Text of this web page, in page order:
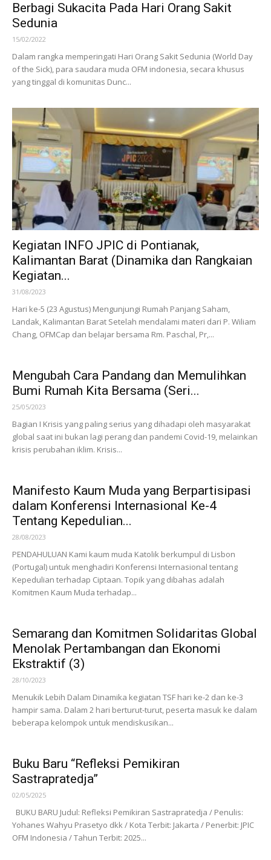
Berbagi Sukacita Pada Hari Orang Sakit
Sedunia
15/02/2022
Dalam rangka memperingati Hari Orang Sakit Sedunia (World Day
of the Sick), para saudara muda OFM indonesia, secara khusus
yang tinggal di komunitas Dunc...
Kegiatan INFO JPIC di Pontianak,
Kalimantan Barat (Dinamika dan Rangkaian
Kegiatan...
31/08/2023
Hari ke-5 (23 Agustus) Mengunjungi Rumah Panjang Saham,
Landak, Kalimantan Barat Setelah mendalami materi dari P. Wiliam
Chang, OFMCap dan belajar bersama Rm. Paschal, Pr,...
Mengubah Cara Pandang dan Memulihkan
Bumi Rumah Kita Bersama (Seri...
25/05/2023
Bagian I Krisis yang paling serius yang dihadapi oleh masyarakat
global saat ini bukan lagi perang dan pandemi Covid-19, melainkan
krisis perubahan iklim. Krisis...
Manifesto Kaum Muda yang Berpartisipasi
dalam Konferensi Internasional Ke-4
Tentang Kepedulian...
28/08/2023
PENDAHULUAN Kami kaum muda Katolik berkumpul di Lisbon
(Portugal) untuk menghadiri Konferensi Internasional tentang
Kepedulian terhadap Ciptaan. Topik yang dibahas adalah
Komitmen Kaum Muda terhadap...
Semarang dan Komitmen Solidaritas Global
Menolak Pertambangan dan Ekonomi
Ekstraktif (3)
28/10/2023
Menukik Lebih Dalam Dinamika kegiatan TSF hari ke-2 dan ke-3
hampir sama. Dalam 2 hari berturut-turut, peserta masuk ke dalam
beberapa kelompok untuk mendiskusikan...
Buku Baru “Refleksi Pemikiran
Sastrapratedja”
02/05/2025
BUKU BARU Judul: Refleksi Pemikiran Sastrapratedja / Penulis:
Yohanes Wahyu Prasetyo dkk / Kota Terbit: Jakarta / Penerbit: JPIC
OFM Indonesia / Tahun Terbit: 2025...